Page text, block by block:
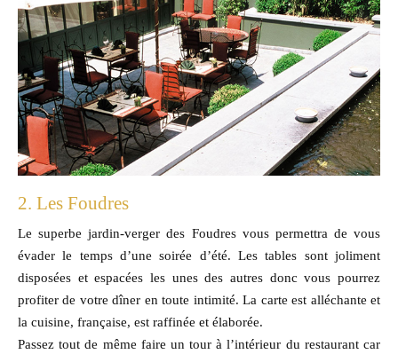
2. Les Foudres
Le superbe jardin-verger des Foudres vous permettra de vous
évader le temps d’une soirée d’été. Les tables sont joliment
disposées et espacées les unes des autres donc vous pourrez
profiter de votre dîner en toute intimité. La carte est alléchante et
la cuisine, française, est raffinée et élaborée.
Passez tout de même faire un tour à l’intérieur du restaurant car